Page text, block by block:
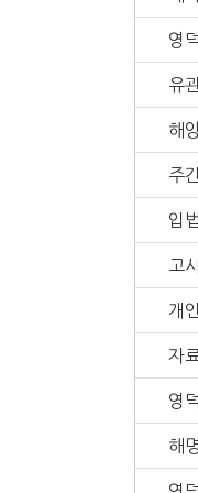
영
유
해
주
입
고
개
자
영
해